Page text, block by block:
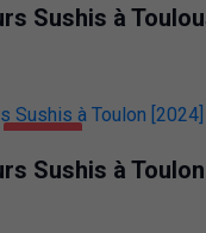
Sushis à
Sushis à